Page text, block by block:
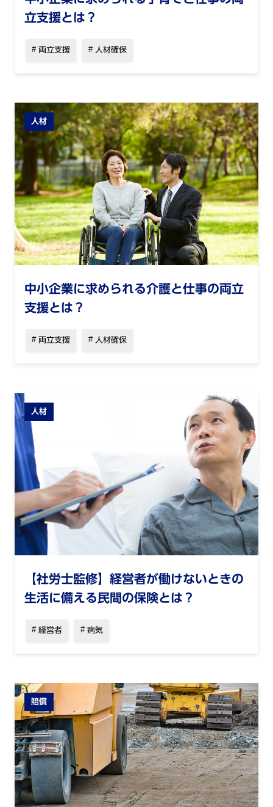
立支援とは？
両立支援 人材確保
人材
中小企業に求められる介護と仕事の両立
支援とは？
両立支援 人材確保
人材
【社労士監修】経営者が働けないときの
生活に備える民間の保険とは？
経営者 病気
賠償